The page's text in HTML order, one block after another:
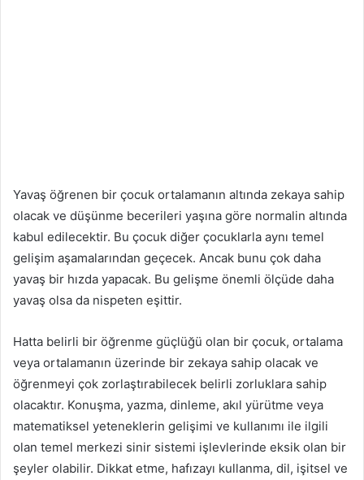
Yavaş öğrenen bir çocuk ortalamanın altında zekaya sahip
olacak ve düşünme becerileri yaşına göre normalin altında
kabul edilecektir. Bu çocuk diğer çocuklarla aynı temel
gelişim aşamalarından geçecek. Ancak bunu çok daha
yavaş bir hızda yapacak. Bu gelişme önemli ölçüde daha
yavaş olsa da nispeten eşittir.
Hatta belirli bir öğrenme güçlüğü olan bir çocuk, ortalama
veya ortalamanın üzerinde bir zekaya sahip olacak ve
öğrenmeyi çok zorlaştırabilecek belirli zorluklara sahip
olacaktır. Konuşma, yazma, dinleme, akıl yürütme veya
matematiksel yeteneklerin gelişimi ve kullanımı ile ilgili
olan temel merkezi sinir sistemi işlevlerinde eksik olan bir
şeyler olabilir. Dikkat etme, hafızayı kullanma, dil, işitsel ve